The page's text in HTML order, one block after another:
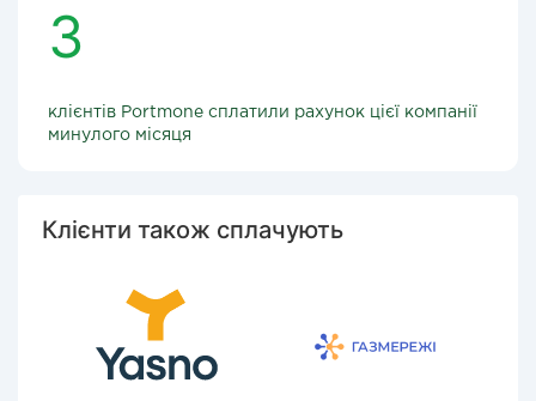
3
клієнтів Portmone сплатили рахунок цієї компанії
минулого місяця
Клієнти також сплачують